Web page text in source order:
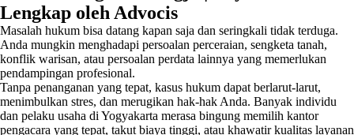
Lengkap oleh Advocis
Masalah hukum bisa datang kapan saja dan seringkali tidak terduga.
Anda mungkin menghadapi persoalan perceraian, sengketa tanah,
konflik warisan, atau persoalan perdata lainnya yang memerlukan
pendampingan profesional.
Tanpa penanganan yang tepat, kasus hukum dapat berlarut-larut,
menimbulkan stres, dan merugikan hak-hak Anda. Banyak individu
dan pelaku usaha di Yogyakarta merasa bingung memilih kantor
pengacara yang tepat, takut biaya tinggi, atau khawatir kualitas layanan